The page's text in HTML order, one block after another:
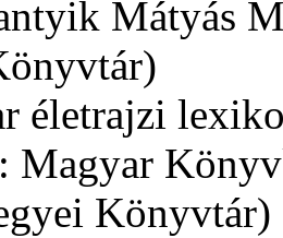
Mátyás
életrajzi
Magyar
Könyvtár)